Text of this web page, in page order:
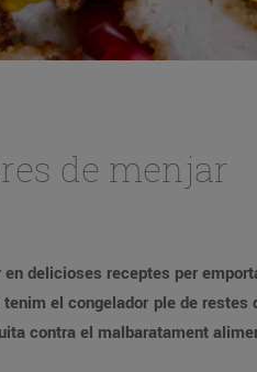
de menjar
delicioses receptes per
el congelador ple de
contra el malbaratament